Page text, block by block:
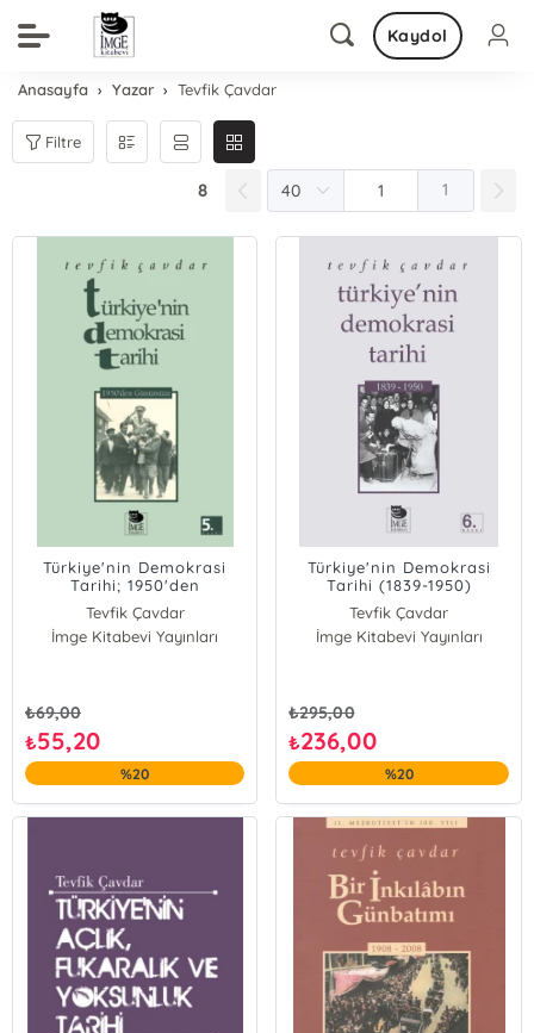
Kaydol
Anasayfa Yazar Tevfik Çavdar
Filtre
8 1
Türkiye'nin Demokrasi
Tarihi; 1950'den
Günümüze
Tevfik Çavdar
İmge Kitabevi Yayınları
₺69,00
₺55,20
%20
Türkiye'nin Demokrasi
Tarihi (1839-1950)
Tevfik Çavdar
İmge Kitabevi Yayınları
₺295,00
₺236,00
%20